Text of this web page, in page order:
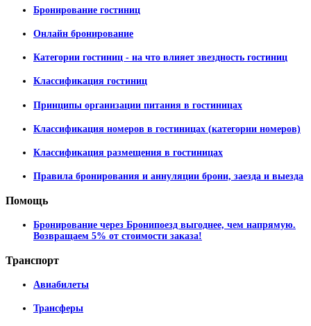
Бронирование гостиниц
Онлайн бронирование
Категории гостиниц - на что влияет звездность гостиниц
Классификация гостиниц
Принципы организации питания в гостиницах
Классификация номеров в гостиницах (категории номеров)
Классификация размещения в гостиницах
Правила бронирования и аннуляции брони, заезда и выезда
Помощь
Бронирование через Бронипоезд выгоднее, чем напрямую.
Возвращаем 5% от стоимости заказа!
Транспорт
Авиабилеты
Трансферы